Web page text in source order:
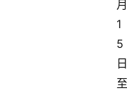
月
1
5
日
至